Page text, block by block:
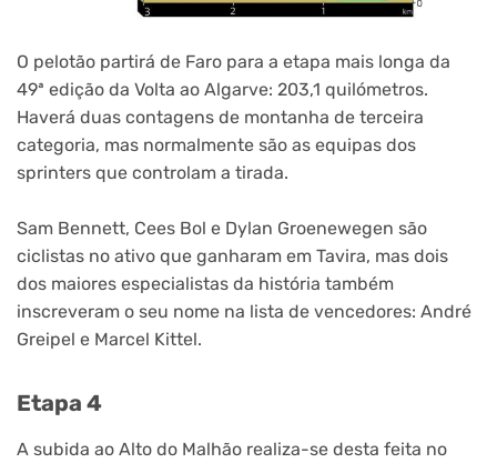
O pelotão partirá de Faro para a etapa mais longa da
49ª edição da Volta ao Algarve: 203,1 quilómetros.
Haverá duas contagens de montanha de terceira
categoria, mas normalmente são as equipas dos
sprinters que controlam a tirada.
Sam Bennett, Cees Bol e Dylan Groenewegen são
ciclistas no ativo que ganharam em Tavira, mas dois
dos maiores especialistas da história também
inscreveram o seu nome na lista de vencedores: André
Greipel e Marcel Kittel.
Etapa 4
A subida ao Alto do Malhão realiza-se desta feita no